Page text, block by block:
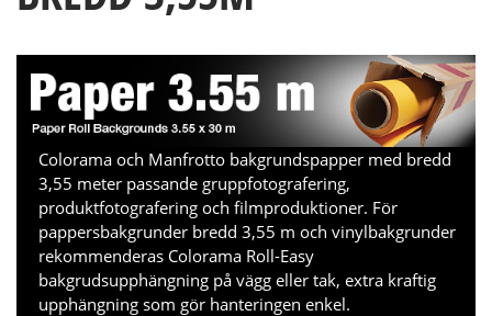
Colorama och Manfrotto bakgrundspapper med bredd
3,55 meter passande gruppfotografering,
produktfotografering och filmproduktioner. För
pappersbakgrunder bredd 3,55 m och vinylbakgrunder
rekommenderas Colorama Roll-Easy
bakgrudsupphängning på vägg eller tak, extra kraftig
upphängning som gör hanteringen enkel.